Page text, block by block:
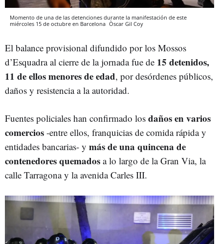
Momento de una de las detenciones durante la manifestación de este
miércoles 15 de octubre en Barcelona Òscar Gil Coy
El balance provisional difundido por los Mossos
d’Esquadra al cierre de la jornada fue de 15 detenidos,
11 de ellos menores de edad, por desórdenes públicos,
daños y resistencia a la autoridad.
Fuentes policiales han confirmado los daños en varios
comercios -entre ellos, franquicias de comida rápida y
entidades bancarias- y más de una quincena de
contenedoresquemados a lo largo de la Gran Via, la
calle Tarragona y la avenida Carles III.